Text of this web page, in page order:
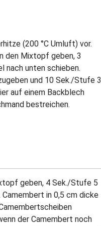
(200 °C Umluft) vor.
den Mixtopf geben, 3
nach unten schieben.
und 10 Sek./Stufe 3
auf einem Backblech
bestreichen.
geben, 4 Sek./Stufe 5
in 0,5 cm dicke
der Camembert noch